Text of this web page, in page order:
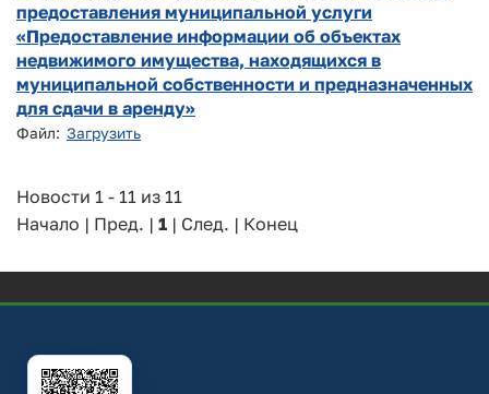
предоставления муниципальной услуги
«Предоставление информации об объектах
недвижимого имущества, находящихся в
муниципальной собственности и предназначенных
для сдачи в аренду»
Файл: Загрузить
Новости 1 - 11 из 11
Начало | Пред. | 1 | След. | Конец